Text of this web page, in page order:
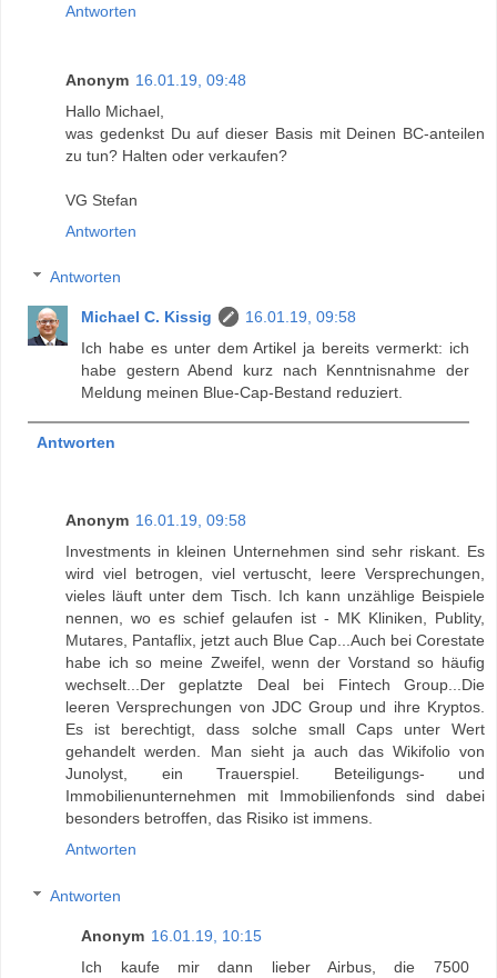
Antworten
Anonym 16.01.19, 09:48
Hallo Michael,
was gedenkst Du auf dieser Basis mit Deinen BC-anteilen
zu tun? Halten oder verkaufen?
VG Stefan
Antworten
Antworten
Michael C. Kissig
16.01.19, 09:58
Ich habe es unter dem Artikel ja bereits vermerkt: ich
habe gestern Abend kurz nach Kenntnisnahme der
Meldung meinen Blue-Cap-Bestand reduziert.
Antworten
Anonym 16.01.19, 09:58
Investments in kleinen Unternehmen sind sehr riskant. Es
wird viel betrogen, viel vertuscht, leere Versprechungen,
vieles läuft unter dem Tisch. Ich kann unzählige Beispiele
nennen, wo es schief gelaufen ist - MK Kliniken, Publity,
Mutares, Pantaflix, jetzt auch Blue Cap...Auch bei Corestate
habe ich so meine Zweifel, wenn der Vorstand so häufig
wechselt...Der geplatzte Deal bei Fintech Group...Die
leeren Versprechungen von JDC Group und ihre Kryptos.
Es ist berechtigt, dass solche small Caps unter Wert
gehandelt werden. Man sieht ja auch das Wikifolio von
Junolyst, ein Trauerspiel. Beteiligungs- und
Immobilienunternehmen mit Immobilienfonds sind dabei
besonders betroffen, das Risiko ist immens.
Antworten
Antworten
Anonym 16.01.19, 10:15
Ich kaufe mir dann lieber Airbus, die 7500